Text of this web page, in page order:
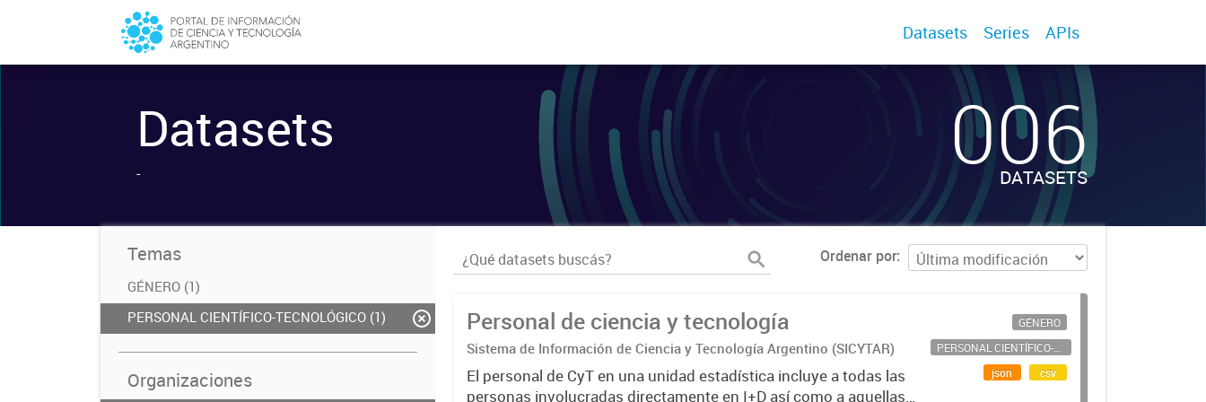
Datasets Series APIs
Datasets
- 006
DATASETS
Temas
GÉNERO (1)
PERSONAL CIENTÍFICO-TECNOLÓGICO (1)
Organizaciones
Ordenar por
Personal de ciencia y tecnología
Sistema de Información de Ciencia y Tecnología Argentino (SICYTAR)
El personal de CyT en una unidad estadística incluye a todas las
personas involucradas directamente en I+D así como a aquellas
GÉNERO
PERSONAL CIENTÍFICO-TECNOLÓGICO
json
csv